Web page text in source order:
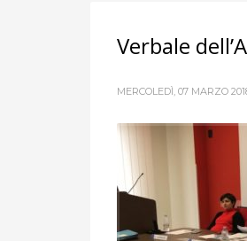
Verbale
MERCOLEDÌ, 07 MARZO